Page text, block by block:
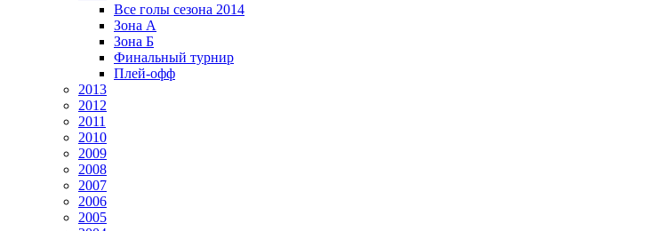
Все голы сезона 2014
Зона А
Зона Б
Финальный турнир
Плей-офф
2013
2012
2011
2010
2009
2008
2007
2006
2005